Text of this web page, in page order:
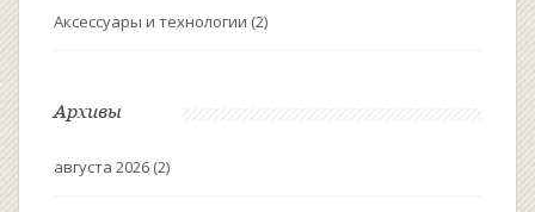
Аксессуары и технологии (2)
Архивы
августа 2026 (2)